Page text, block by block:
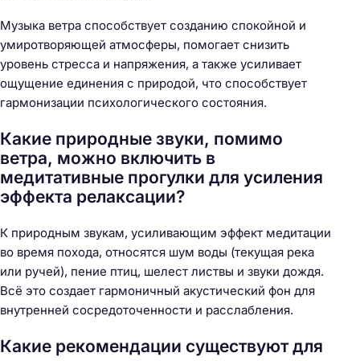
Музыка ветра способствует созданию спокойной и
умиротворяющей атмосферы, помогает снизить
уровень стресса и напряжения, а также усиливает
ощущение единения с природой, что способствует
гармонизации психологического состояния.
Какие природные звуки, помимо
ветра, можно включить в
медитативные прогулки для усиления
эффекта релаксации?
К природным звукам, усиливающим эффект медитации
во время похода, относятся шум воды (текущая река
или ручей), пение птиц, шелест листвы и звуки дождя.
Всё это создает гармоничный акустический фон для
внутренней сосредоточенности и расслабления.
Какие рекомендации существуют для